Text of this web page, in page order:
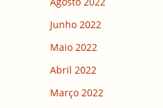
Junho 2022
Maio 2022
Abril 2022
Março 2022